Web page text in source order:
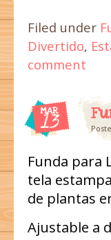
Filed under
Divertido,
comment
MAR
13
Funda para
tela
de plantas
Ajustable a